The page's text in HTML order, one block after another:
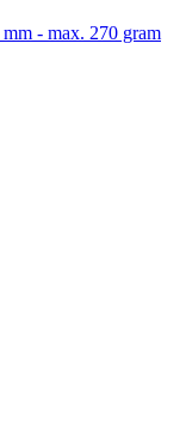
- max. 270 gram